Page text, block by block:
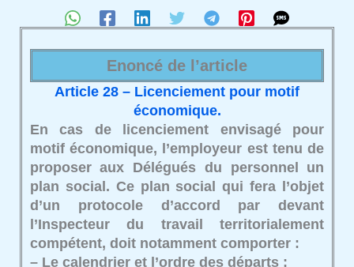
Enoncé de l’article
Article 28 – Licenciement pour motif
économique.
En cas de licenciement envisagé pour
motif économique, l’employeur est tenu de
proposer aux Délégués du personnel un
plan social. Ce plan social qui fera l’objet
d’un protocole d’accord par devant
l’Inspecteur du travail territorialement
compétent, doit notamment comporter :
– Le calendrier et l’ordre des départs ;